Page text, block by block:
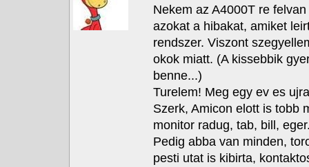
Nekem az A4000T re
azokat a hibakat, amiket
rendszer. Viszont
okok miatt. (A kissebbik
benne...)
Turelem! Meg egy ev es
Szerk, Amicon elott is tobb
monitor radug, tab, bill,
Pedig abba van minden,
pesti utat is kibirta,